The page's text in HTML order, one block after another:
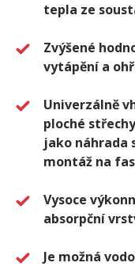
tepla ze
Zvýšené
vytápění a
Univerzálně
ploché
jako náhrada
montáž na
Vysoce
absorpční
Je možná